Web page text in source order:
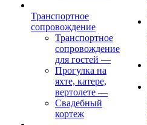
Транспортное
сопровождение
Транспортное
сопровождение
для гостей —
Прогулка на
яхте, катере,
вертолете —
Свадебный
кортеж